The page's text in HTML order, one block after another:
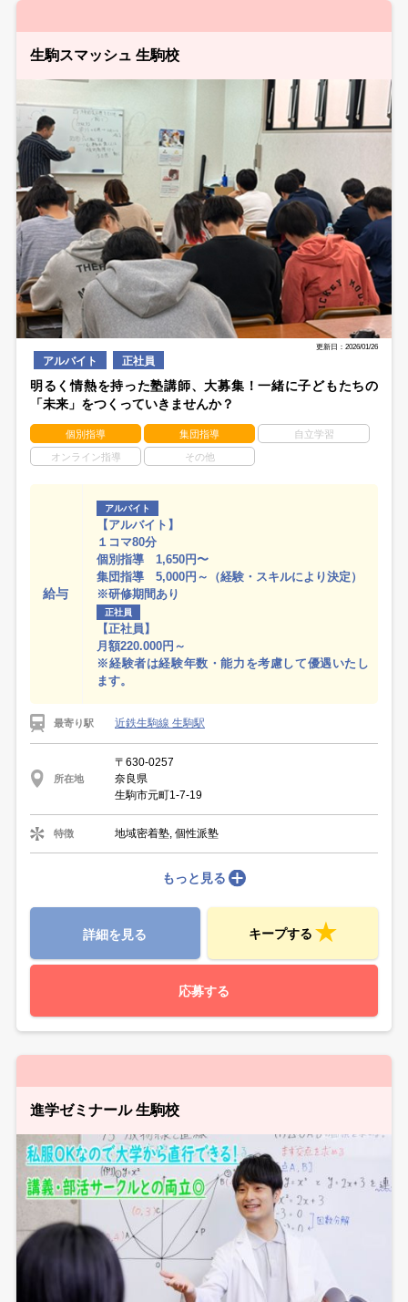
生駒スマッシュ 生駒校
更新日：2026/01/26
アルバイト 正社員
明るく情熱を持った塾講師、大募集！一緒に子どもたちの
「未来」をつくっていきませんか？
個別指導 集団指導 自立学習
オンライン指導 その他
給与
アルバイト
【アルバイト】
１コマ80分
個別指導 1,650円〜
集団指導 5,000円～（経験・スキルにより決定）
※研修期間あり
正社員
【正社員】
月額220.000円～
※経験者は経験年数・能力を考慮して優遇いたし
ます。
最寄り駅 近鉄生駒線 生駒駅
所在地
〒630-0257
奈良県
生駒市元町1-7-19
特徴 地域密着塾, 個性派塾
もっと見る
詳細を見る キープする
応募する
進学ゼミナール 生駒校